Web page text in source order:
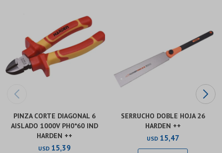
PINZA CORTE DIAGONAL 6
AISLADO 1000V PH0*60 IND
HARDEN ++
USD 15,39
SERRUCHO DOBLE HOJA 26
HARDEN ++
USD 15,47